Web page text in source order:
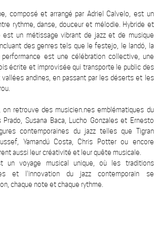
composé et arrangé par Adriel Calvelo, est un
rythme, danse, douceur et mélodie. Hybride et
est un métissage vibrant de jazz et de musique
des genres tels que le festejo, le landó, la
performance est une célébration collective, une
écrite et improvisée qui transporte le public des
vallées andines, en passant par les déserts et les
on retrouve des musicien.nes emblématiques du
Susana Baca, Lucho Gonzales et Ernesto
contemporaines du jazz telles que Tigran
Yamandú Costa, Chris Potter ou encore
aussi leur créativité et leur quête musicale.
un voyage musical unique, où les traditions
et l'innovation du jazz contemporain se
chaque note et chaque rythme.